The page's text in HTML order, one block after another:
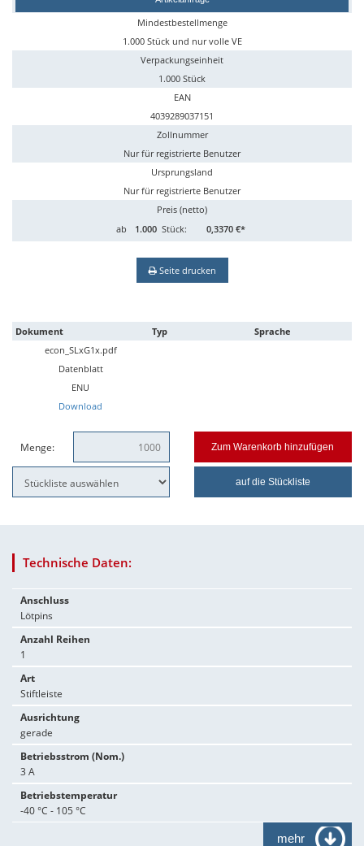
Mindestbestellmenge
1.000 Stück und nur volle VE
Verpackungseinheit
1.000 Stück
EAN
4039289037151
Zollnummer
Nur für registrierte Benutzer
Ursprungsland
Nur für registrierte Benutzer
Preis (netto)
ab
1.000 Stück: 0,3370 €*
Seite drucken
Dokument Typ
Sprache
econ_SLxG1x.pdf
Datenblatt
ENU
Download
Menge: Zum Warenkorb hinzufügen
auf die Stückliste
Technische Daten:
Anschluss
Lötpins
Anzahl Reihen
1
Art
Stiftleiste
Ausrichtung
gerade
Betriebsstrom (Nom.)
3 A
Betriebstemperatur
-40 °C - 105 °C
mehr